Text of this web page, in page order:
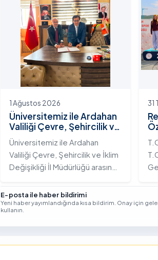
Yolunda Bilim Diplomasisi:
Akademi Lansmanı” programına
katıldı.
1 Ağustos 2026
Üniversitemiz ile Ardahan
Valiliği Çevre, Şehircilik ve
İklim Değişikliği İl
Müdürlüğü Arasında İş
Birliği Protokolü İmzalandı
Üniversitemiz ile Ardahan
Valiliği Çevre, Şehircilik ve İklim
Değişikliği İl Müdürlüğü arasında
güçlendirmek amacıyla
stratejik bir protokole imza
31
E-posta ile haber bildirimi
Yeni haber yayımlandığında kısa bildirim. Onay için
kullanın.